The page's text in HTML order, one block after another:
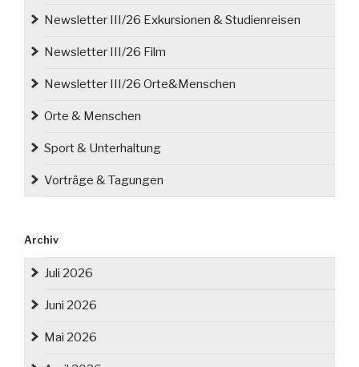
Newsletter III/26 Exkursionen & Studienreisen
Newsletter III/26 Film
Newsletter III/26 Orte&Menschen
Orte & Menschen
Sport & Unterhaltung
Vorträge & Tagungen
Archiv
Juli 2026
Juni 2026
Mai 2026